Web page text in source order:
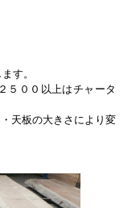
す。
５００以上はチャータ
天板の大きさにより変